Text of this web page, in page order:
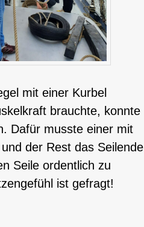
mit einer Kurbel
brauchte, konnte
Dafür musste einer mit
der Rest das Seilende
Seile ordentlich zu
ist gefragt!